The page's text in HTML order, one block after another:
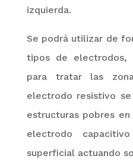
izquierda.
Se podrá utilizar de
tipos de electrodos,
para tratar las
electrodo resistivo
estructuras pobres
electrodo
superficial actuando